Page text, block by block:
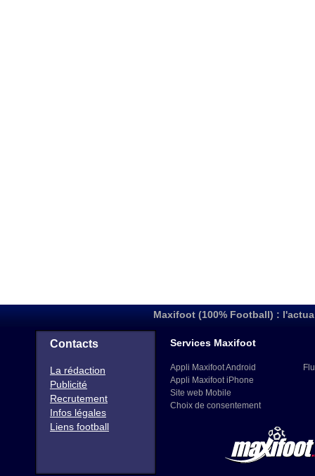
Maxifoot (100% Football) :
Contacts
La rédaction
Publicité
Recrutement
Infos légales
Liens football
Services Maxifoot
Appli Maxifoot Android
Appli Maxifoot iPhone
Site web Mobile
Choix de consentement